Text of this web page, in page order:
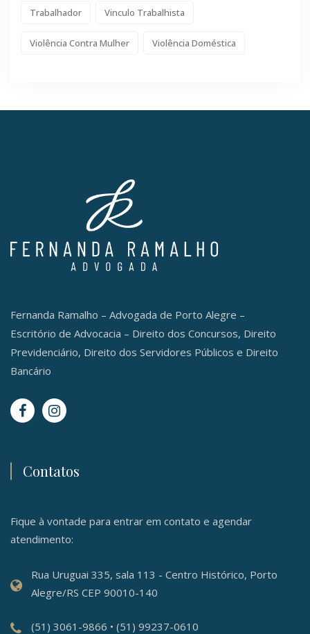
Trabalhador Vinculo Trabalhista
Violência Contra Mulher Violência Doméstica
Fernanda Ramalho – Advogada de Porto Alegre –
Escritório de Advocacia – Direito dos Concursos, Direito
Previdenciário, Direito dos Servidores Públicos e Direito
Bancário
Contatos
Fique à vontade para entrar em contato e agendar
atendimento:
Rua Uruguai 335, sala 113 - Centro Histórico, Porto
Alegre/RS CEP 90010-140
(51) 3061-9866 • (51) 99237-0610